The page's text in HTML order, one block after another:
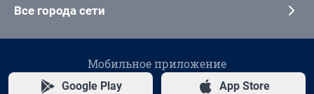
Все города сети
Мобильное приложение
Google Play App Store